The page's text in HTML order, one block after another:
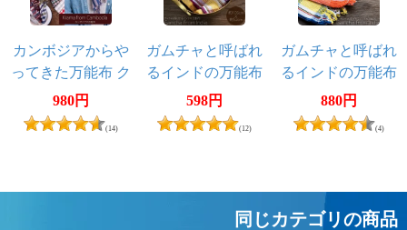
カンボジアからや
ってきた万能布 ク
ロマーSサイズ【約
40cm×130-160cm】
980円
(14)
ガムチャと呼ばれ
るインドの万能布
【約105cm×約
52cm】
598円
(12)
ガムチャと呼ばれ
るインドの万能布
【約114cm×約
58cm】
880円
(4)
同じカテゴリの商品